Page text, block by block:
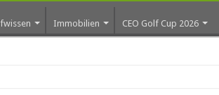
Immobilien CEO Golf Cup 2026